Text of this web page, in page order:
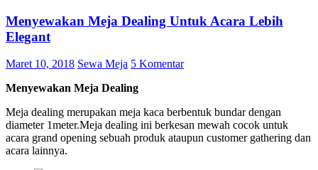
Menyewakan Meja Dealing Untuk Acara Lebih
Elegant
Maret 10, 2018 Sewa Meja 5 Komentar
Menyewakan Meja Dealing
Meja dealing merupakan meja kaca berbentuk bundar dengan
diameter 1meter.Meja dealing ini berkesan mewah cocok untuk
acara grand opening sebuah produk ataupun customer gathering dan
acara lainnya.